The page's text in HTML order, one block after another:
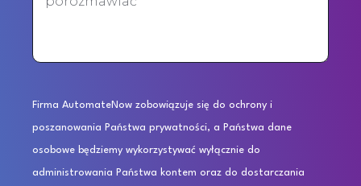
Firma AutomateNow zobowiązuje się do ochrony i
poszanowania Państwa prywatności, a Państwa dane
osobowe będziemy wykorzystywać wyłącznie do
administrowania Państwa kontem oraz do dostarczania